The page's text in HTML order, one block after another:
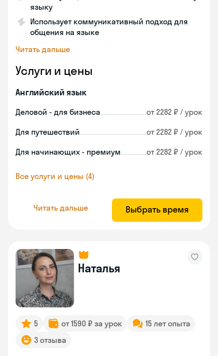
языку
Использует коммуникативный подход для
общения на языке
Читать дальше
Услуги и цены
Английский язык
Деловой - для бизнеса от 2282 ₽ / урок
Для путешествий от 2282 ₽ / урок
Для начинающих - премиум от 2282 ₽ / урок
Все услуги и цены (4)
Читать дальше Выбрать время
Наталья
5 от 1590 ₽ за урок
15 лет опыта
3 отзыва